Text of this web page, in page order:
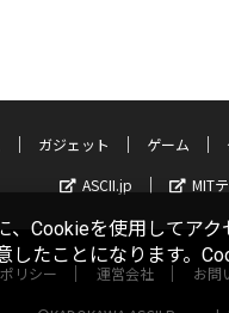
ガジェット ゲーム
ASCII.jp
MIT
リシー 運営会社 お問
Cookieを使用してア
たことになります。